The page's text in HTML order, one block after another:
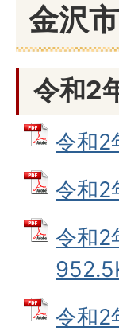
金沢
令和2
令和2
令和2
令和2
令和2